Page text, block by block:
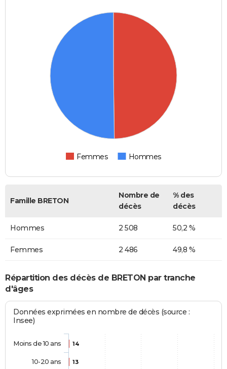
Femmes Hommes
Famille BRETON
Nombre de
décès
% des
décès
Hommes 2 508 50,2 %
Femmes 2 486 49,8 %
Répartition des décès de BRETON par tranche
d'âges
Données exprimées en nombre de décès (source :
Insee)
14
13
Moins de 10 ans
10-20 ans